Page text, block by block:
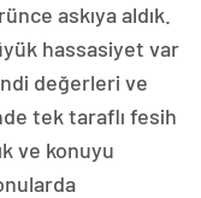
askıya aldık.
hassasiyet var
değerleri ve
tek taraflı fesih
ve konuyu